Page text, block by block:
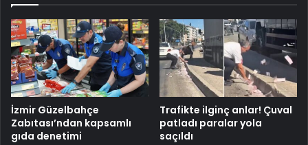
İzmir Güzelbahçe
Zabıtası’ndan kapsamlı
gıda denetimi
Trafikte ilginç anlar! Çuval
patladı paralar yola
saçıldı